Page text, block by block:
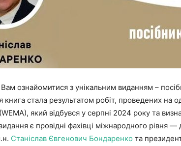
ознайомитися з унікальним виданням –
книга стала результатом робіт, проведених
який відбувся у серпні 2024 року та
є провідні фахівці міжнародного рівня
Станіслав Євгенович Бондаренко та